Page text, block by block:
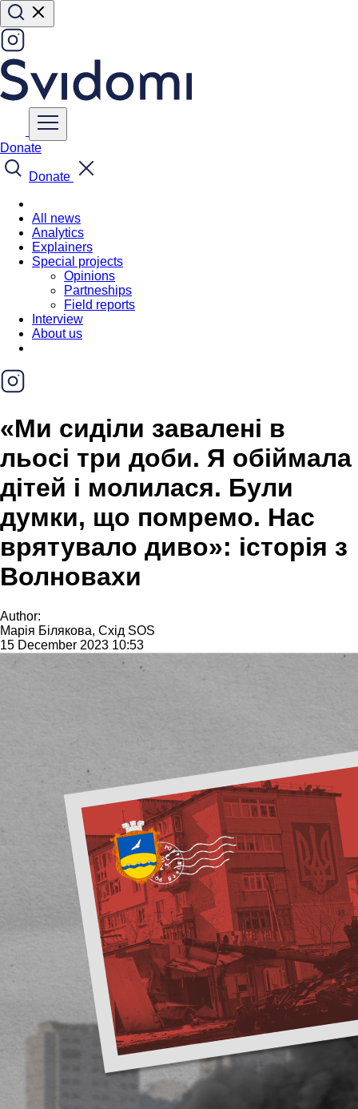
Donate
Donate
All news
Analytics
Explainers
Special projects
Opinions
Partneships
Field reports
Interview
About us
«Ми сиділи завалені в
льосі три доби. Я обіймала
дітей і молилася. Були
думки, що помремо. Нас
врятувало диво»: історія з
Волновахи
Author:
Марія Білякова, Схід SOS
15 December 2023 10:53